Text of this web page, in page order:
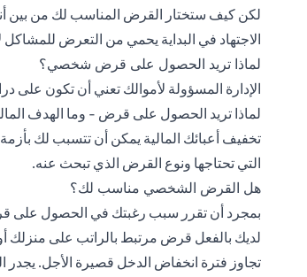
لكن كيف ستختار القرض المناسب لك من بين
الاجتهاد في البداية يحمي من التعرض للمشاكل
لماذا تريد الحصول على قرض شخصي؟
الإدارة المسؤولة لأموالك تعني أن تكون
لماذا تريد الحصول على قرض - وما الهدف
تخفيف أعبائك المالية يمكن أن تتسبب لك
التي تحتاجها ونوع القرض الذي تبحث عنه.
هل القرض الشخصي مناسب لك؟
بمجرد أن تقرر سبب رغبتك في الحصول على
لديك بالفعل قرض مرتبط بالراتب على
تجاوز فترة انخفاض الدخل قصيرة الأجل.